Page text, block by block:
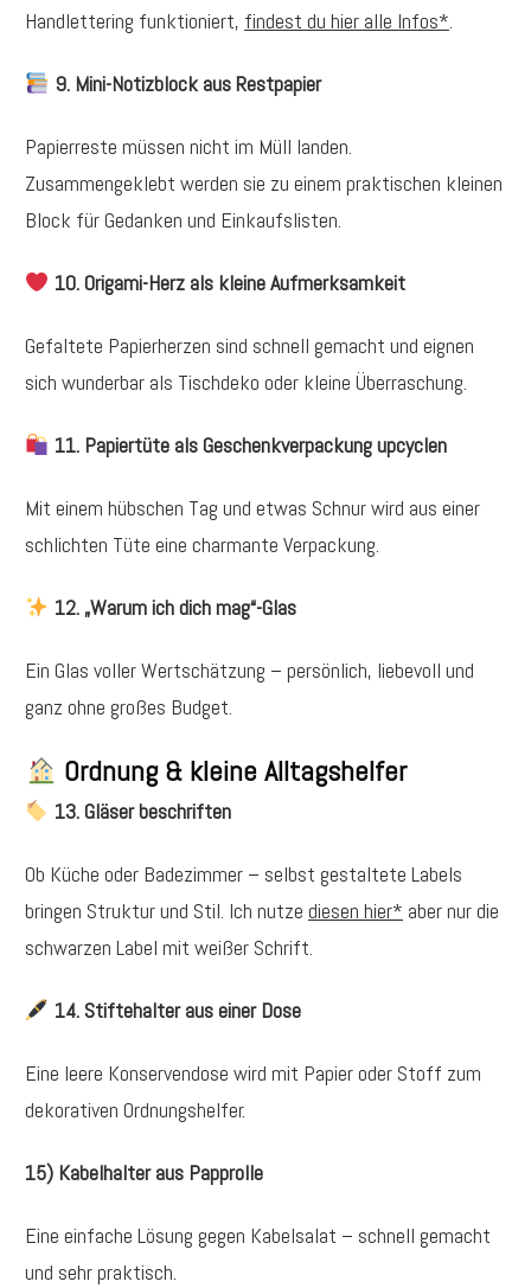
Handlettering funktioniert, findest du hier alle Infos*.
9. Mini-Notizblock aus Restpapier
Papierreste müssen nicht im Müll landen.
Zusammengeklebt werden sie zu einem praktischen kleinen
Block für Gedanken und Einkaufslisten.
10. Origami-Herz als kleine Aufmerksamkeit
Gefaltete Papierherzen sind schnell gemacht und eignen
sich wunderbar als Tischdeko oder kleine Überraschung.
11. Papiertüte als Geschenkverpackung upcyclen
Mit einem hübschen Tag und etwas Schnur wird aus einer
schlichten Tüte eine charmante Verpackung.
12. „Warum ich dich mag“-Glas
Ein Glas voller Wertschätzung – persönlich, liebevoll und
ganz ohne großes Budget.
Ordnung & kleine Alltagshelfer
13. Gläser beschriften
Ob Küche oder Badezimmer – selbst gestaltete Labels
bringen Struktur und Stil. Ich nutze diesen hier* aber nur die
schwarzen Label mit weißer Schrift.
14. Stiftehalter aus einer Dose
Eine leere Konservendose wird mit Papier oder Stoff zum
dekorativen Ordnungshelfer.
15) Kabelhalter aus Papprolle
Eine einfache Lösung gegen Kabelsalat – schnell gemacht
und sehr praktisch.